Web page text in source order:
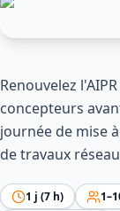
Renouvelez
concepteurs
journée de mise
de travaux
1 j (7 h) 1–